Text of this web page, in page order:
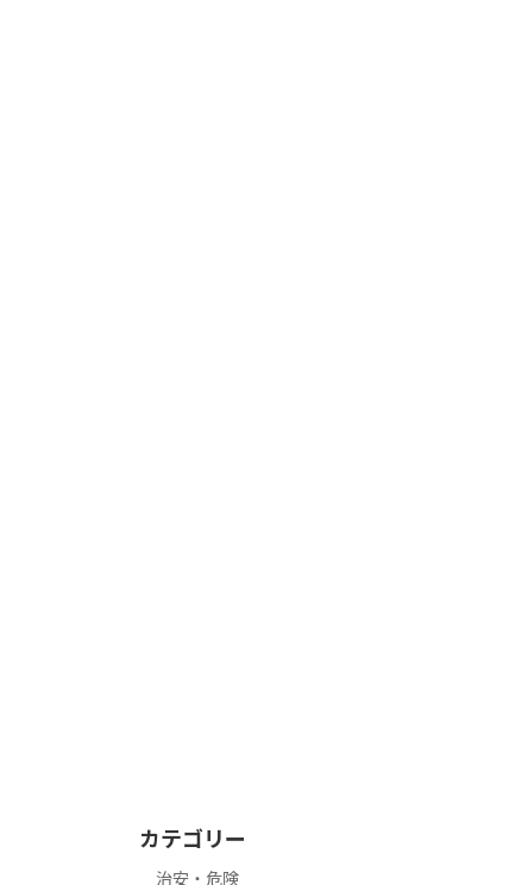
カテゴリー
治安・危険